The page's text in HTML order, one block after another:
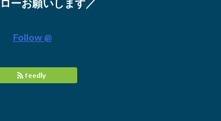
ーお願いします／
Follow @
feedly